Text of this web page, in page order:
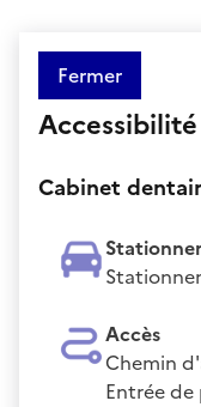
Fermer
Accessibilité
Cabinet
Accès
Chemin
Entrée